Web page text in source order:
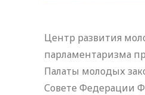
Центр развития
парламентаризма
Палаты молодых
Совете Федерации